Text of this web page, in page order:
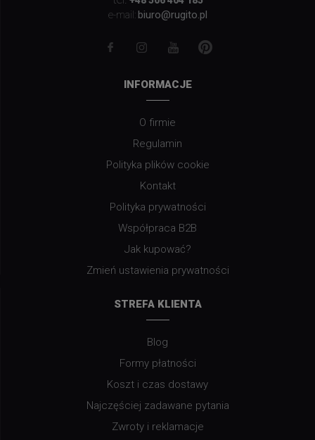
e-mail: biuro@rugito.pl
INFORMACJE
O firmie
Regulamin
Polityka plików cookie
Kontakt
Polityka prywatności
Współpraca B2B
Jak kupować?
Zmień ustawienia prywatności
STREFA KLIENTA
Blog
Formy płatności
Koszt i czas dostawy
Najczęściej zadawane pytania
Zwroty i reklamacje